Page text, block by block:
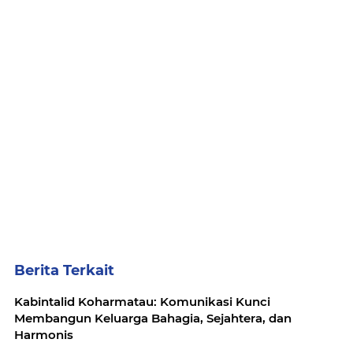
Berita Terkait
Kabintalid Koharmatau: Komunikasi Kunci
Membangun Keluarga Bahagia, Sejahtera, dan
Harmonis